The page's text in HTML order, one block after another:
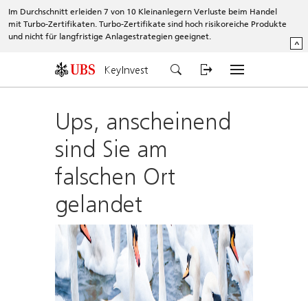
Im Durchschnitt erleiden 7 von 10 Kleinanlegern Verluste beim Handel
mit Turbo-Zertifikaten. Turbo-Zertifikate sind hoch risikoreiche Produkte
und nicht für langfristige Anlagestrategien geeignet.
^
KeyInvest
Ups, anscheinend
sind Sie am
falschen Ort
gelandet